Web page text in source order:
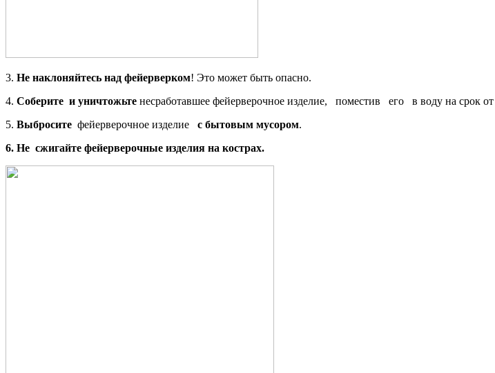
3. Не наклоняйтесь над фейерверком! Это может быть опасно.
4. Соберите и уничтожьте несработавшее фейерверочное изделие, поместив его в воду на срок от
5. Выбросите фейерверочное изделие с бытовым мусором.
6. Не сжигайте фейерверочные изделия на кострах.